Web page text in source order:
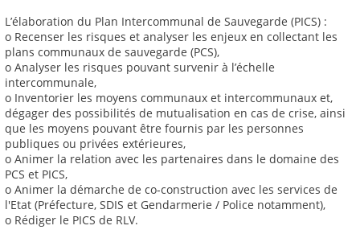
L’élaboration du Plan Intercommunal de Sauvegarde (PICS) :
o Recenser les risques et analyser les enjeux en collectant les
plans communaux de sauvegarde (PCS),
o Analyser les risques pouvant survenir à l’échelle
intercommunale,
o Inventorier les moyens communaux et intercommunaux et,
dégager des possibilités de mutualisation en cas de crise, ainsi
que les moyens pouvant être fournis par les personnes
publiques ou privées extérieures,
o Animer la relation avec les partenaires dans le domaine des
PCS et PICS,
o Animer la démarche de co-construction avec les services de
l'Etat (Préfecture, SDIS et Gendarmerie / Police notamment),
o Rédiger le PICS de RLV.